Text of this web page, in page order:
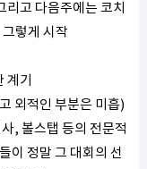
고 다음주에는 코치
렇게 시작
계기
외적인 부분은 미흡)
, 볼스탭 등의 전문적
이 정말 그 대회의 선